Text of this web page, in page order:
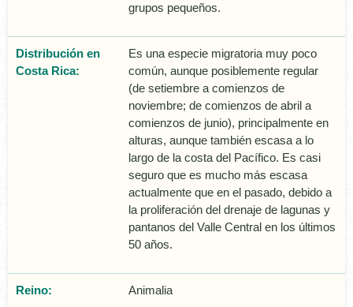
grupos pequeños.
Distribución en
Costa Rica:
Es una especie migratoria muy poco
común, aunque posiblemente regular
(de setiembre a comienzos de
noviembre; de comienzos de abril a
comienzos de junio), principalmente en
alturas, aunque también escasa a lo
largo de la costa del Pacífico. Es casi
seguro que es mucho más escasa
actualmente que en el pasado, debido a
la proliferación del drenaje de lagunas y
pantanos del Valle Central en los últimos
50 años.
Reino: Animalia